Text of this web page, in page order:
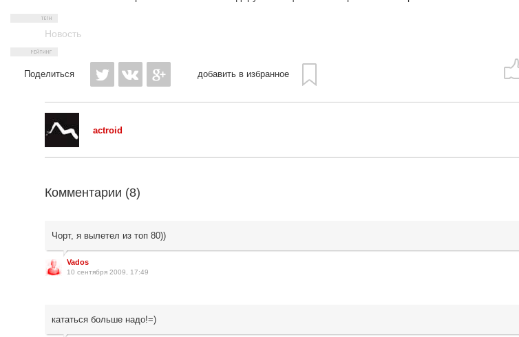
Новость
Поделиться добавить в избранное
actroid
Комментарии (8)
Чорт, я вылетел из топ 80))
Vados
10 сентября 2009, 17:49
кататься больше надо!=)